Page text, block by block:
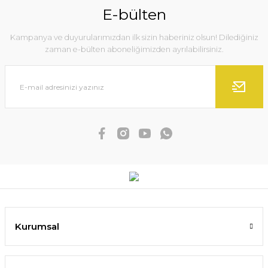
E-bülten
Kampanya ve duyurularımızdan ilk sizin haberiniz olsun! Dilediğiniz
zaman e-bülten aboneliğimizden ayrılabilirsiniz.
Kurumsal